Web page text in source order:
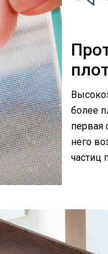
более
первая
него
частиц